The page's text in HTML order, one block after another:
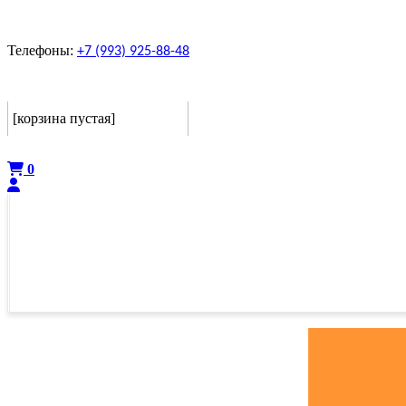
Телефоны: +7 (993) 925-88-48
[корзина пустая]
0